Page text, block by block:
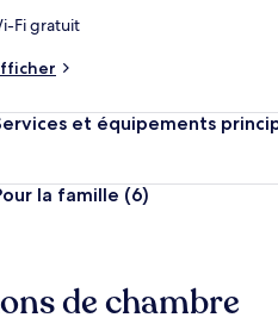
Fi gratuit
et équipements
la famille (6)
de chambre